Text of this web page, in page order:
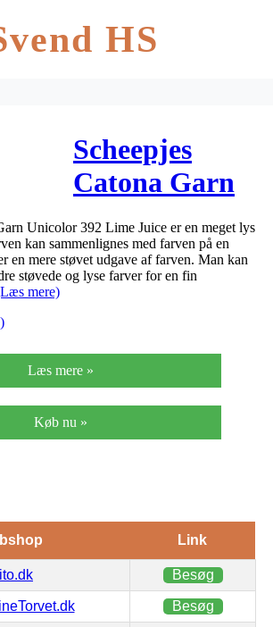
HS
Scheepjes
Catona Garn
Unicolor 392
Lime Juice
Unicolor 392 Lime Juice er en meget lys
kan sammenlignes med farven på en
en mere støvet udgave af farven. Man kan
støvede og lyse farver for en fin
mere)
Læs mere »
Køb nu »
Link
Besøg
Besøg